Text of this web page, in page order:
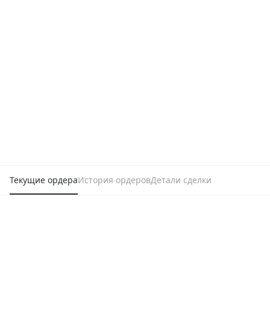
Текущие ордераИстория ордеровДетали сделки